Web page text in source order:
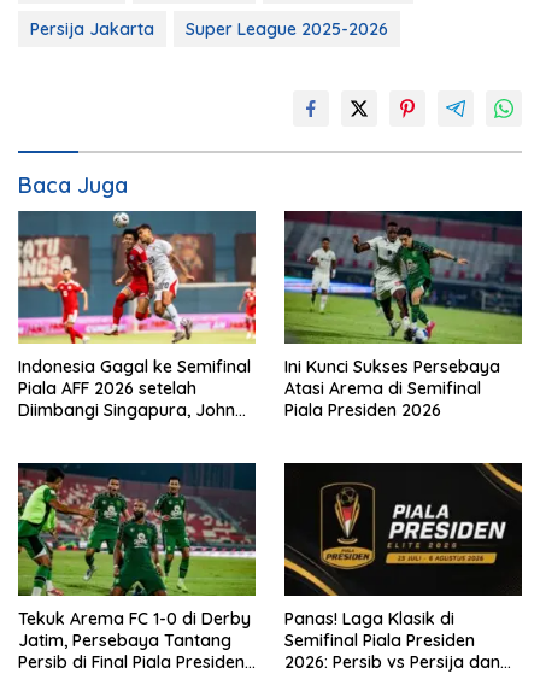
Persija Jakarta
Super League 2025-2026
Baca Juga
Indonesia Gagal ke Semifinal
Piala AFF 2026 setelah
Diimbangi Singapura, John
Ini Kunci Sukses Persebaya
Atasi Arema di Semifinal
Piala Presiden 2026
Tekuk Arema FC 1-0 di Derby
Jatim, Persebaya Tantang
Persib di Final Piala Presiden
Panas! Laga Klasik di
Semifinal Piala Presiden
2026: Persib vs Persija dan